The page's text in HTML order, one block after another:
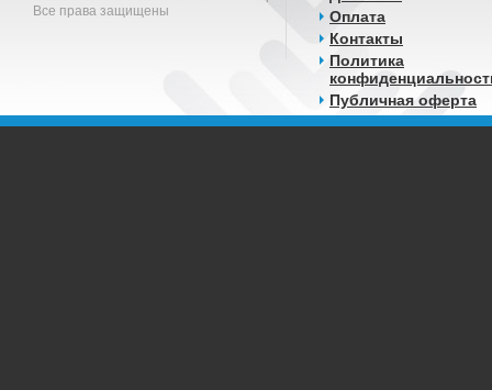
Все права защищены
Оплата
Контакты
Политика
Публичная оферта